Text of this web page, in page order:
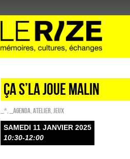
ÇA S’LA JOUE MALIN
_* _Agenda Atelier Jeux
SAMEDI 11 JANVIER 2025
10:30-12:00